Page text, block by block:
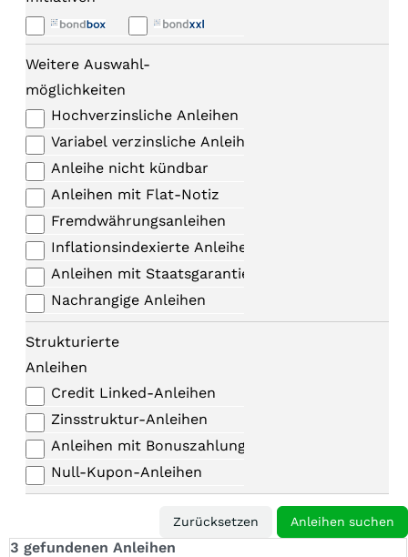
Weitere Auswahl-
möglichkeiten
Hochverzinsliche Anleihen
Variabel verzinsliche Anleihen
Anleihe nicht kündbar
Anleihen mit Flat-Notiz
Fremdwährungsanleihen
Inflationsindexierte Anleihen
Anleihen mit Staatsgarantie
Nachrangige Anleihen
Strukturierte
Anleihen
Credit Linked-Anleihen
Zinsstruktur-Anleihen
Anleihen mit Bonuszahlungen
Null-Kupon-Anleihen
3 gefundenen Anleihen